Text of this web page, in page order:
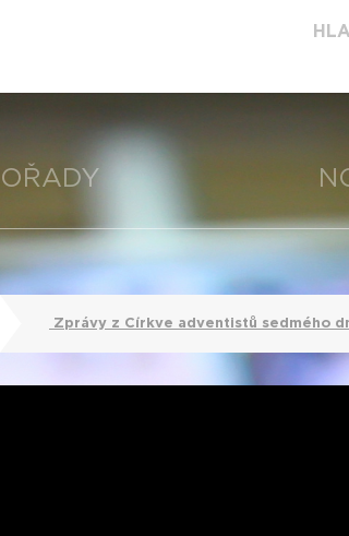
Zprávy z Církve adventistů sedmého